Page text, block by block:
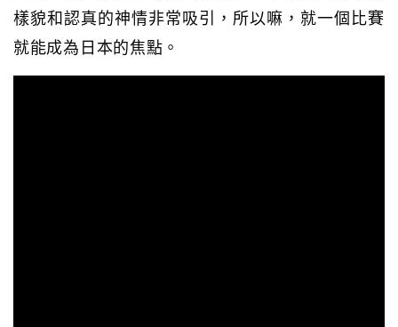
樣貌和認真的神情非常吸引，所以嘛，就一個比賽
就能成為日本的焦點。